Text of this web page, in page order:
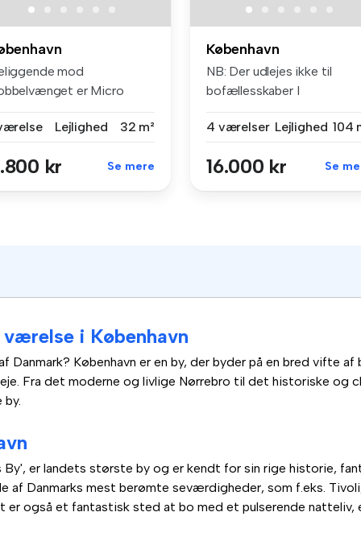
mod
er Micro
Lejlighed 32 m²
kr Se mere
København
NB: Der udlejes ikke til
bofællesskaber I
4 værelser Lejlighed 104
16.000 kr Se
i København
København er en by, der byder på en bred vifte
Fra det moderne og livlige Nørrebro til det historiske og
By', er landets største by og er kendt for sin rige historie,
Danmarks mest berømte seværdigheder, som f.eks.
er også et fantastisk sted at bo med et pulserende